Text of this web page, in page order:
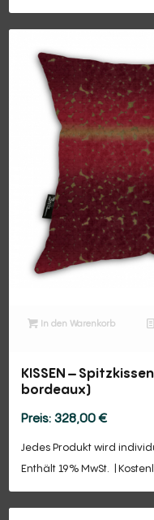
In den Warenkorb
KISSEN –
bordeaux)
328,00€
Jedes Produkt wird
Enthält 19% MwSt.